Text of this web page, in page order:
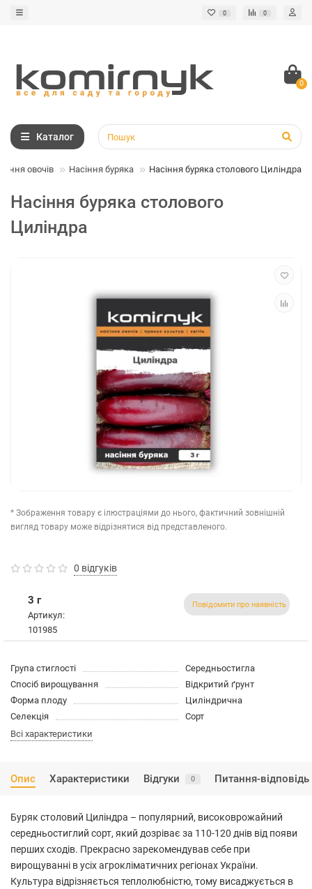
0 0
0
Каталог
овочів Насіння буряка Насіння буряка столового Циліндра
Насіння буряка столового
Циліндра
* Зображення товару є ілюстраціями до нього, фактичний зовнішній
вигляд товару може відрізнятися від представленого.
0 відгуків
3 г
Артикул:
101985
Повідомити про наявність
Група стиглості
Середньостигла
Спосіб вирощування
Відкритий ґрунт
Форма плоду
Циліндрична
Селекція
Сорт
Всі характеристики
Опис Характеристики Відгуки 0 Питання-відповідь
Буряк столовий Циліндра – популярний, високоврожайний
середньостиглий сорт, який дозріває за 110-120 днів від появи
перших сходів. Прекрасно зарекомендував себе при
вирощуванні в усіх агрокліматичних регіонах України.
Культура відрізняється теплолюбністю, тому висаджується в